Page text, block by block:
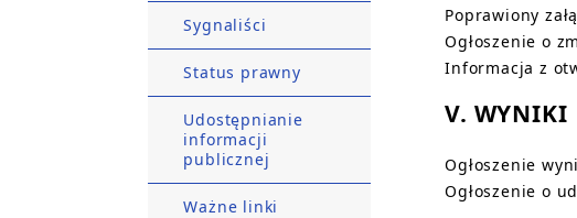
Sygnaliści
Status prawny
Udostępnianie
informacji
publicznej
Ważne linki
Poprawiony
Ogłoszenie o
Informacja z
V. WYNIKI
Ogłoszenie
Ogłoszenie o